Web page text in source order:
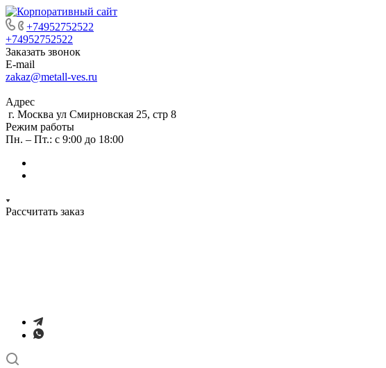
+74952752522
+74952752522
Заказать звонок
E-mail
zakaz@metall-ves.ru
Адрес
г. Москва ул Смирновская 25, стр 8
Режим работы
Пн. – Пт.: с 9:00 до 18:00
Рассчитать заказ